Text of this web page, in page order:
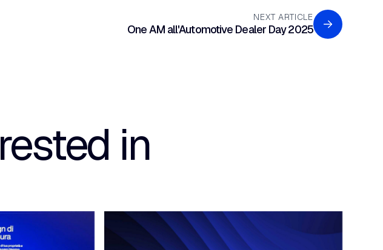
NEXT ARTICLE
One AM all'Automotive Dealer Day 2025
in